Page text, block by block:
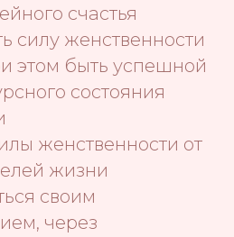
счастья
силу женственности
этом быть успешной
состояния
женственности от
жизни
своим
через